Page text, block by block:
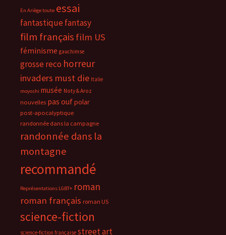
En Ariège toute essai
fantastiquefantasy
film français film US
féminisme gauchimse
grosse reco horreur
invaders must die Italie
moyoshi musée Noty & Aroz
nouvelles pas oufpolar
post-apocalyptique
randonnée dans la campagne
randonnée dans la
montagne
recommandé
Représentations LGBT+ roman
roman français roman US
science-fiction
science-fiction française street art